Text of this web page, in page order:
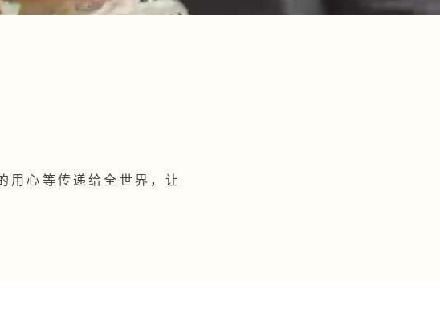
心等传递给全世界，让